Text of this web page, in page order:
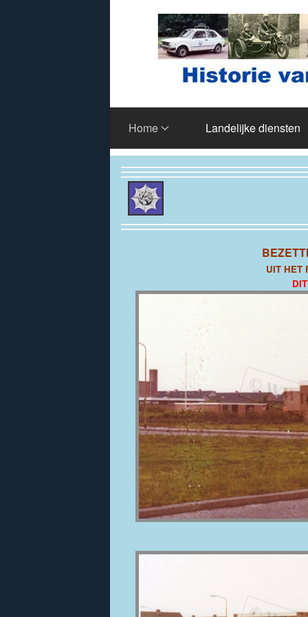
Home Landelijke diensten
UIT HET